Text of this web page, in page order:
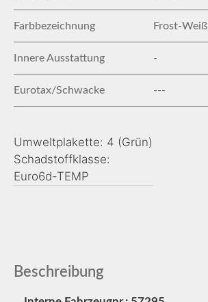
Farbbezeichnung Frost-Weiß
Innere Ausstattung -
Eurotax/Schwacke ---
Umweltplakette: 4 (Grün)
Schadstoffklasse:
Euro6d-TEMP
Beschreibung